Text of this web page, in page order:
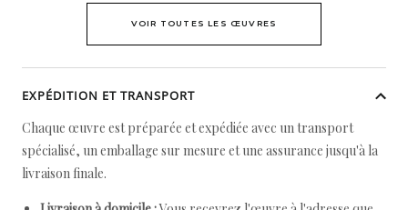
VOIR TOUTES LES ŒUVRES
EXPÉDITION ET TRANSPORT
Chaque œuvre est préparée et expédiée avec un transport
spécialisé, un emballage sur mesure et une assurance jusqu'à la
livraison finale.